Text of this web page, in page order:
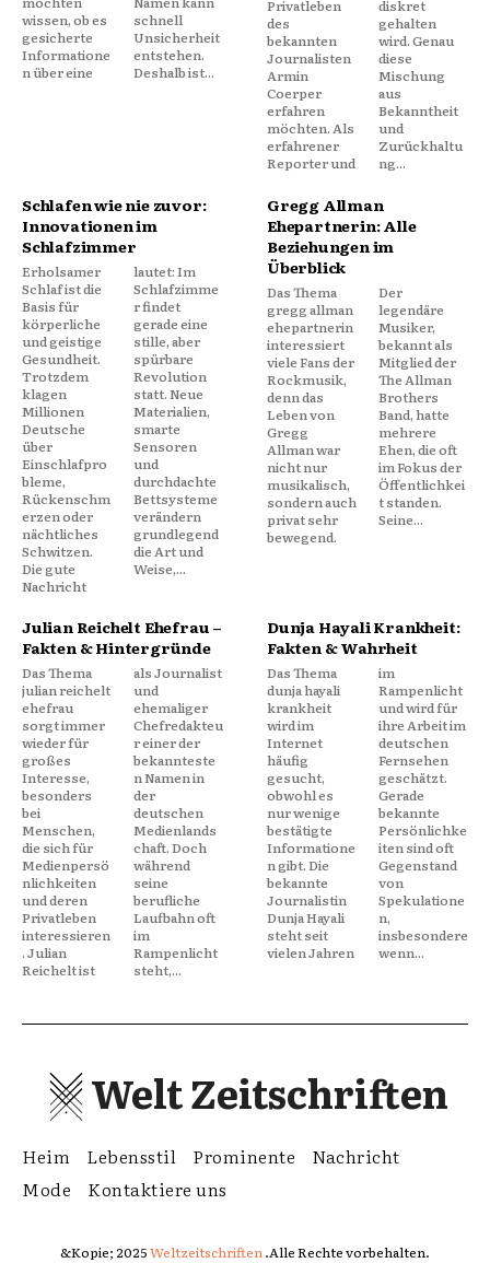
wissen, ob es
gesicherte
Informatione
n über eine
schnell
Unsicherheit
entstehen.
Deshalb ist...
Privatleben
des
bekannten
Journalisten
Armin
Coerper
erfahren
möchten. Als
erfahrener
Reporter und
diskret
gehalten
wird. Genau
diese
Mischung
aus
Bekanntheit
und
Zurückhaltu
ng...
Schlafen wie nie zuvor:
Innovationen im
Schlafzimmer
Erholsamer
Schlaf ist die
Basis für
körperliche
und geistige
Gesundheit.
Trotzdem
klagen
Millionen
Deutsche
über
Einschlafpro
bleme,
Rückenschm
erzen oder
nächtliches
Schwitzen.
Die gute
Nachricht
lautet: Im
Schlafzimme
r findet
gerade eine
stille, aber
spürbare
Revolution
statt. Neue
Materialien,
smarte
Sensoren
und
durchdachte
Bettsysteme
verändern
grundlegend
die Art und
Weise,...
Gregg Allman
Ehepartnerin: Alle
Beziehungen im
Überblick
Das Thema
gregg allman
ehepartnerin
interessiert
viele Fans der
Rockmusik,
denn das
Leben von
Gregg
Allman war
nicht nur
musikalisch,
sondern auch
privat sehr
bewegend.
Der
legendäre
Musiker,
bekannt als
Mitglied der
The Allman
Brothers
Band, hatte
mehrere
Ehen, die oft
im Fokus der
Öffentlichkei
t standen.
Seine...
Julian Reichelt Ehefrau –
Fakten & Hintergründe
Das Thema
julian reichelt
ehefrau
sorgt immer
wieder für
großes
Interesse,
besonders
bei
Menschen,
die sich für
Medienpersö
nlichkeiten
und deren
Privatleben
interessieren
. Julian
Reichelt ist
als Journalist
und
ehemaliger
Chefredakteu
r einer der
bekannteste
n Namen in
der
deutschen
Medienlands
chaft. Doch
während
seine
berufliche
Laufbahn oft
im
Rampenlicht
steht,...
Dunja Hayali Krankheit:
Fakten & Wahrheit
Das Thema
dunja hayali
krankheit
wird im
Internet
häufig
gesucht,
obwohl es
nur wenige
bestätigte
Informatione
n gibt. Die
bekannte
Journalistin
Dunja Hayali
steht seit
vielen Jahren
im
Rampenlicht
und wird für
ihre Arbeit im
deutschen
Fernsehen
geschätzt.
Gerade
bekannte
Persönlichke
iten sind oft
Gegenstand
von
Spekulatione
n,
insbesondere
wenn...
Welt Zeitschriften
Heim Lebensstil Prominente
Nachricht
Mode
Kontaktiere uns
&Kopie; 2025Weltzeitschriften.Alle Rechte vorbehalten.